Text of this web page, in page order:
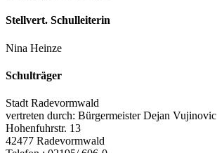
Stellvert. Schulleiterin
Nina Heinze
Schulträger
Stadt Radevormwald
vertreten durch: Bürgermeister Dejan Vujinovic
Hohenfuhrstr. 13
42477 Radevormwald